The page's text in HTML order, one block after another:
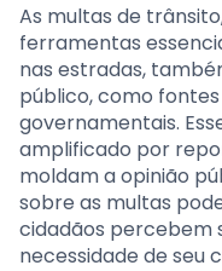
As multas de
ferramentas
nas estradas,
público, como
governamentais.
amplificado por
moldam a opinião
sobre as multas
cidadãos percebem
necessidade de seu